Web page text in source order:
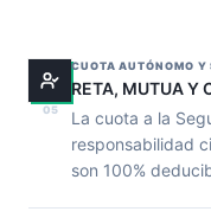
05
CUOTA AUTÓNOMO Y
RETA, MUTUA Y
La cuota a la
responsabilidad
son 100%